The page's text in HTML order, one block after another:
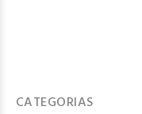
CATEGORIAS